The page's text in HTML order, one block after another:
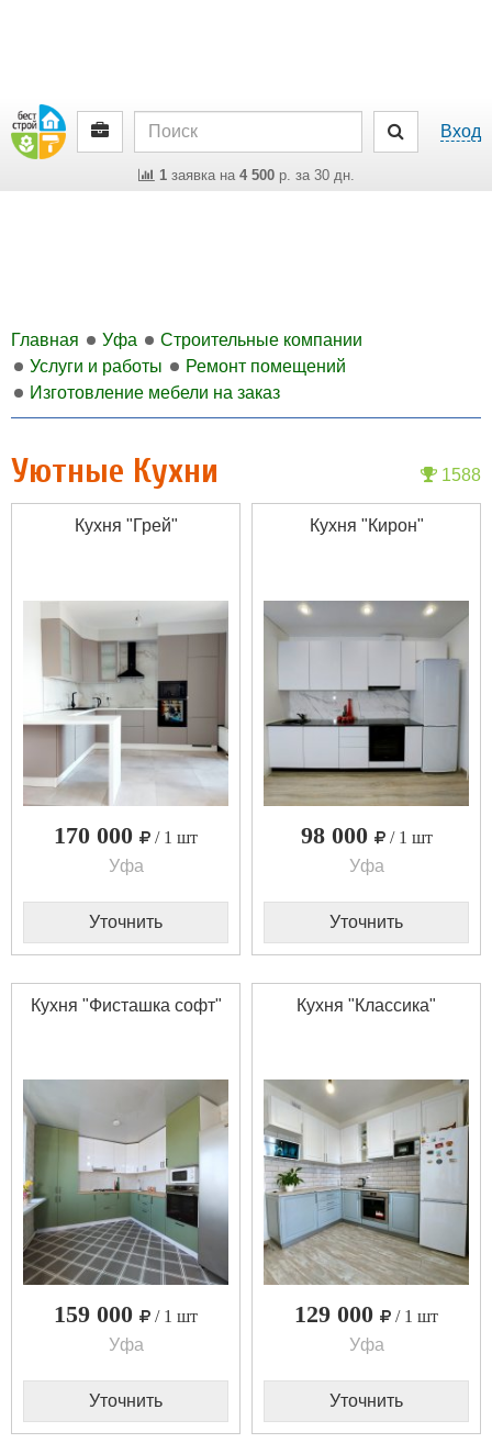
Вход
1заявка на 4 500р. за 30 дн.
Главная Уфа
Строительные компании
Услуги и работы
Ремонт помещений
Изготовление мебели на заказ
1588
Уютные Кухни
Кухня "Грей"
170 000
/ 1 шт
Уфа
Уточнить
Кухня "Кирон"
98 000
/ 1 шт
Уфа
Уточнить
Кухня "Фисташка софт"
159 000
/ 1 шт
Уфа
Уточнить
Кухня "Классика"
129 000
/ 1 шт
Уфа
Уточнить